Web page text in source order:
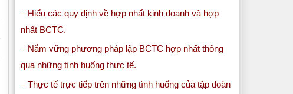
– Hiểu các quy định về hợp nhất kinh doanh và hợp
nhất BCTC.
– Nắm vững phương pháp lập BCTC hợp nhất thông
qua những tình huống thực tế.
– Thực tế trực tiếp trên những tình huống của tập đoàn